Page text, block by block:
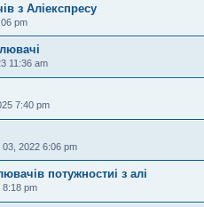
з Аліекспресу
pm
11:36 am
7:40 pm
2022 6:06 pm
потужностиі з алі
8:18 pm